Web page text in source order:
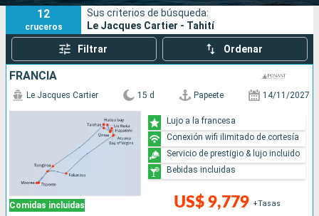
Buscar
12
cruceros
Sus criterios de búsqueda:
Le Jacques Cartier - Tahití
Filtrar Ordenar
FRANCIA
Comidas incluidas
Le Jacques Cartier 15 d Papeete 14/11/2027
US$ 9,779 +Tasas
Lujo a la francesa
Conexión wifi ilimitado de cortesía
Servicio de prestigio & lujo incluido
Bebidas incluidas